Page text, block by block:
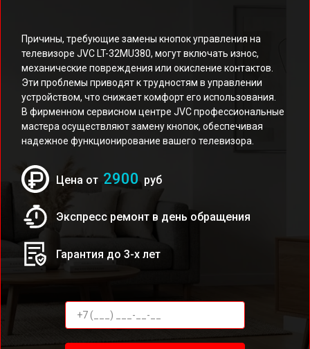
Причины, требующие замены кнопок управления на
телевизоре JVC LT-32MU380, могут включать износ,
механические повреждения или окисление контактов.
Эти проблемы приводят к трудностям в управлении
устройством, что снижает комфорт его использования.
В фирменном сервисном центре JVC профессиональные
мастера осуществляют замену кнопок, обеспечивая
надежное функционирование вашего телевизора.
Цена от 2900 руб
Экспресс ремонт в день обращения
Гарантия до 3-х лет